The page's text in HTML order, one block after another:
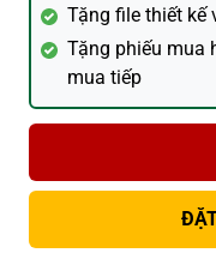
Tặng file thiết kế
Tặng phiếu mua
mua tiếp